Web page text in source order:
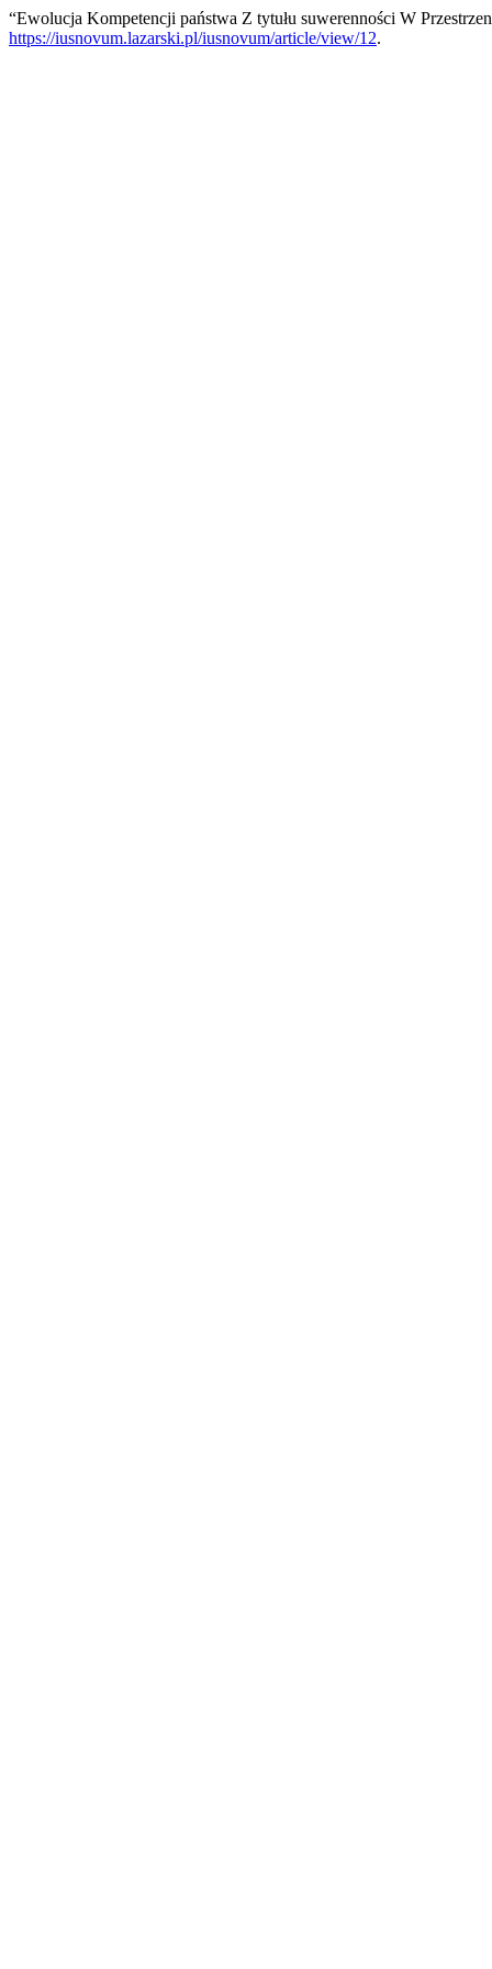
“Ewolucja Kompetencji państwa Z tytułu suwerenności W
https://iusnovum.lazarski.pl/iusnovum/article/view/12.